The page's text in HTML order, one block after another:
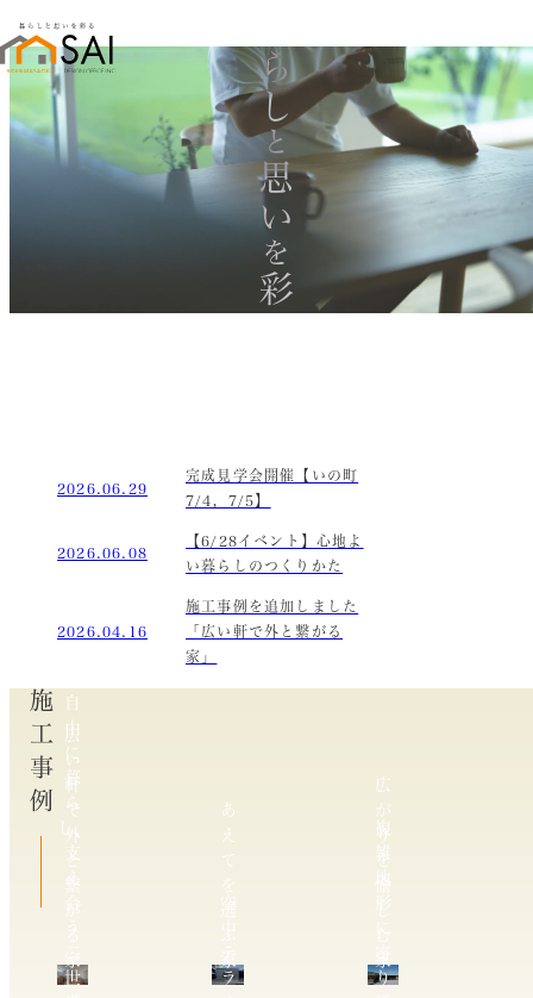
暮らし
と
思い
を
彩る
2026.06.29
完成見学会開催【いの町
7/4，7/5】
2026.06.08
【6/28イベント】心地よ
い暮らしのつくりかた
2026.04.16
施工事例を追加しました
「広い軒で外と繋がる
家」
施工事例
広
い
軒
で
外
と
繋
が
る
あ
え
て
を
選
広
が
り
を
愉
し
自
由
に
暮
ら
し、
支
え
合
う
世
空
ラ
複
雑
地
形
り